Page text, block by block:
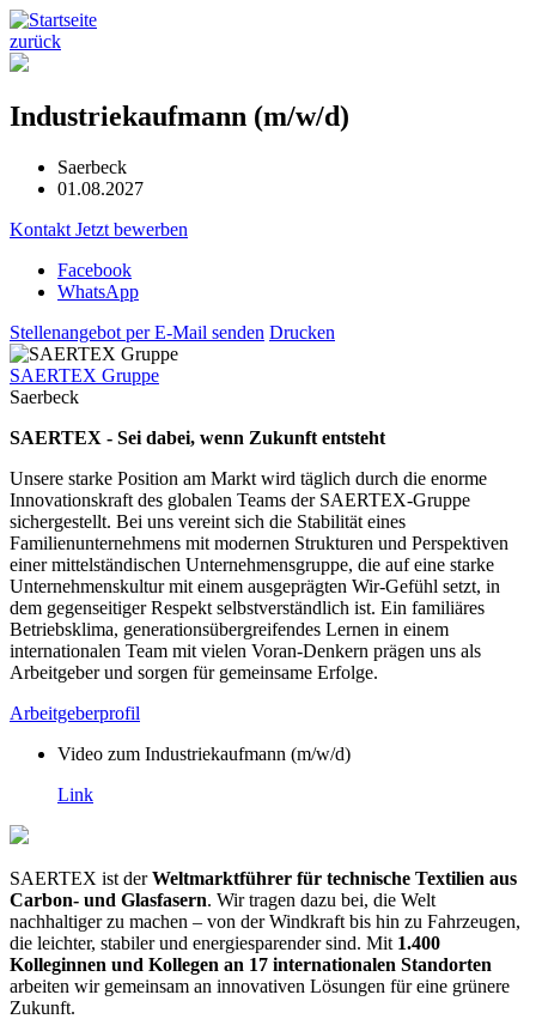
zurück
Industriekaufmann (m/w/d)
Saerbeck
01.08.2027
Kontakt Jetzt bewerben
Facebook
WhatsApp
Stellenangebot per E-Mail senden Drucken
SAERTEX Gruppe
Saerbeck
SAERTEX - Sei dabei, wenn Zukunft entsteht
Unsere starke Position am Markt wird täglich durch die enorme
Innovationskraft des globalen Teams der SAERTEX-Gruppe
sichergestellt. Bei uns vereint sich die Stabilität eines
Familienunternehmens mit modernen Strukturen und Perspektiven
einer mittelständischen Unternehmensgruppe, die auf eine starke
Unternehmenskultur mit einem ausgeprägten Wir-Gefühl setzt, in
dem gegenseitiger Respekt selbstverständlich ist. Ein familiäres
Betriebsklima, generationsübergreifendes Lernen in einem
internationalen Team mit vielen Voran-Denkern prägen uns als
Arbeitgeber und sorgen für gemeinsame Erfolge.
Arbeitgeberprofil
Video zum Industriekaufmann (m/w/d)
Link
SAERTEX ist derWeltmarktführer für technische Textilien aus
Carbon- und Glasfasern. Wir tragen dazu bei, die Welt
nachhaltiger zu machen – von der Windkraft bis hin zu Fahrzeugen,
die leichter, stabiler und energiesparender sind. Mit 1.400
Kolleginnen und Kollegen an 17 internationalen Standorten
arbeiten wir gemeinsam an innovativen Lösungen für eine grünere
Zukunft.